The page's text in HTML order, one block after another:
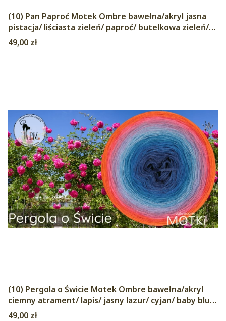
(10) Pan Paproć Motek Ombre bawełna/akryl jasna
pistacja/ liściasta zieleń/ paproć/ butelkowa zieleń/
petrol/ jasny petrol/ baby blue/ błękit/ jeans/ indygo
melanż
Cena
49,00 zł
(10) Pergola o Świcie Motek Ombre bawełna/akryl
ciemny atrament/ lapis/ jasny lazur/ cyjan/ baby blue/
krokus/ wrzos/magneta/ jasny koral/ mango
Cena
49,00 zł